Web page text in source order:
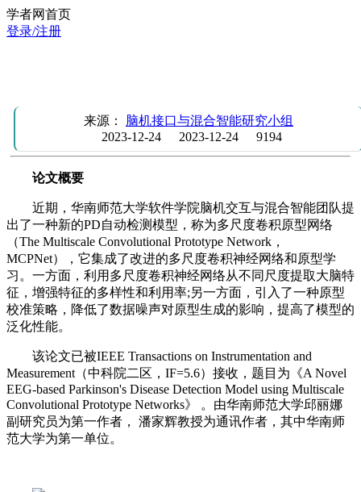
学者网首页
登录/注册
来源： 脑机接口与混合智能研究小组
2023-12-24
2023-12-24 9194
论文概要
近期，华南师范大学软件学院脑机交互与混合智能团队提
出了一种新的PD自动检测模型，称为多尺度卷积原型网络
（The Multiscale Convolutional Prototype Network，
MCPNet），它集成了改进的多尺度卷积神经网络和原型学
习。一方面，利用多尺度卷积神经网络从不同尺度提取大脑特
征，增强特征的多样性和利用率;另一方面，引入了一种原型
校准策略，降低了数据噪声对原型生成的影响，提高了模型的
泛化性能。
该论文已被IEEE Transactions on Instrumentation and
Measurement（中科院二区，IF=5.6）接收，题目为《A Novel
EEG-based Parkinson's Disease Detection Model using Multiscale
Convolutional Prototype Networks》 。由华南师范大学邱丽娜
副研究员为第一作者， 潘家辉教授为通讯作者，其中华南师
范大学为第一单位。